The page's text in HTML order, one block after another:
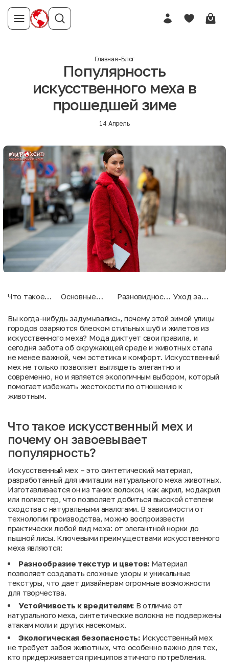
Главная-Блог
Популярность
искусственного меха в
прошедшей зиме
14 Апрель
Что такое
мех и почему
он
завоевывает
популярность?
Основные
возможности
искусственного
меха
Разновидности
меха
Уход за
искусственного
меха
Вы когда-нибудь задумывались, почему этой зимой улицы
городов озаряются блеском стильных шуб и жилетов из
искусственного меха? Мода диктует свои правила, и
сегодня забота об окружающей среде и животных стала
не менее важной, чем эстетика и комфорт. Искусственный
мех не только позволяет выглядеть элегантно и
современно, но и является экологичным выбором, который
помогает избежать жестокости по отношению к
животным.
Что такое искусственный мех и
почему он завоевывает
популярность?
Искусственный мех – это синтетический материал,
разработанный для имитации натурального меха животных.
Изготавливается он из таких волокон, как акрил, модакрил
или полиэстер, что позволяет добиться высокой степени
сходства с натуральными аналогами. В зависимости от
технологии производства, можно воспроизвести
практически любой вид меха: от элегантной норки до
пышной лисы. Ключевыми преимуществами искусственного
меха являются:
Разнообразие текстур и цветов: Материал
позволяет создавать сложные узоры и уникальные
текстуры, что дает дизайнерам огромные возможности
для творчества.
Устойчивость к вредителям: В отличие от
натурального меха, синтетические волокна не подвержены
атакам моли и других насекомых.
Экологическая безопасность:Искусственный мех
не требует забоя животных, что особенно важно для тех,
кто придерживается принципов этичного потребления.